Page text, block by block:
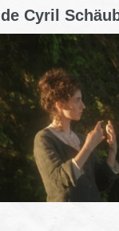
de Cyril